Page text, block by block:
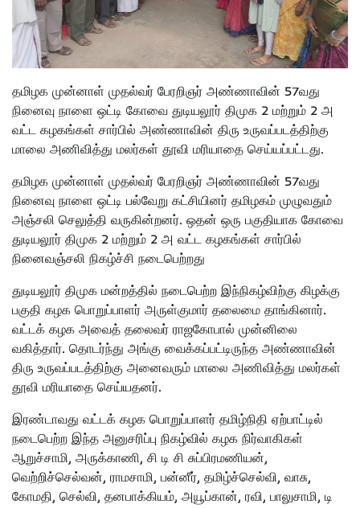
தமிழக முன்னாள் முதல்வர் பேரறிஞர் அண்ணாவின் 57வது
நினைவு நாளை ஒட்டி கோவை துடியலூர் திமுக 2 மற்றும் 2 அ
வட்ட கழகங்கள் சார்பில் அண்ணாவின் திரு உருவப்படத்திற்கு
மாலை அணிவித்து மலர்கள் தூவி மரியாதை செய்யப்பட்டது.
தமிழக முன்னாள் முதல்வர் பேரறிஞர் அண்ணாவின் 57வது
நினைவு நாளை ஒட்டி பல்வேறு கட்சியினர் தமிழகம் முழுவதும்
அஞ்சலி செலுத்தி வருகின்றனர். ஒதன் ஒரு பகுதியாக கோவை
துடியலூர் திமுக 2 மற்றும் 2 அ வட்ட கழகங்கள் சார்பில்
நினைவஞ்சலி நிகழ்ச்சி நடைபெற்றது
துடியலூர் திமுக மன்றத்தில் நடைபெற்ற இந்நிகழ்விற்கு கிழக்கு
பகுதி கழக பொறுப்பாளர் அருள்குமார் தலைமை தாங்கினார்.
வட்டக் கழக அவைத் தலைவர் ராஜகோபால் முன்னிலை
வகித்தார். தொடர்ந்து அங்கு வைக்கப்பட்டிருந்த அண்ணாவின்
திரு உருவப்படத்திற்கு அனைவரும் மாலை அணிவித்து மலர்கள்
தூவி மரியாதை செய்யதனர்.
இரண்டாவது வட்டக் கழக பொறுப்பாளர் தமிழ்நிதி ஏற்பாட்டில்
நடைபெற்ற இந்த அனுசரிப்பு நிகழ்வில் கழக நிர்வாகிகள்
ஆறுச்சாமி, அருக்காணி, சி டி சி சுப்பிரமணியன்,
வெற்றிச்செல்வன், ராமசாமி, பன்னீர், தமிழ்ச்செல்வி, வாசு,
கோமதி, செல்வி, தனபாக்கியம், அயூப்கான், ரவி, பாலுசாமி, டி